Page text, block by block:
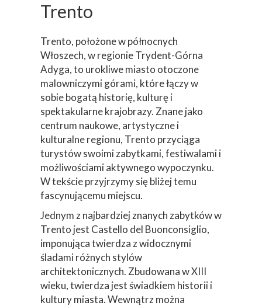
Trento
Trento, położone w północnych
Włoszech, w regionie Trydent-Górna
Adyga, to urokliwe miasto otoczone
malowniczymi górami, które łączy w
sobie bogatą historię, kulturę i
spektakularne krajobrazy. Znane jako
centrum naukowe, artystyczne i
kulturalne regionu, Trento przyciąga
turystów swoimi zabytkami, festiwalami i
możliwościami aktywnego wypoczynku.
W tekście przyjrzymy się bliżej temu
fascynującemu miejscu.
Jednym z najbardziej znanych zabytków w
Trento jest Castello del Buonconsiglio,
imponująca twierdza z widocznymi
śladami różnych stylów
architektonicznych. Zbudowana w XIII
wieku, twierdza jest świadkiem historii i
kultury miasta. Wewnątrz można